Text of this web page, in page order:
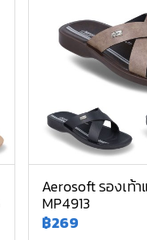
Aerosoft รองเท้า
MP4913
฿269